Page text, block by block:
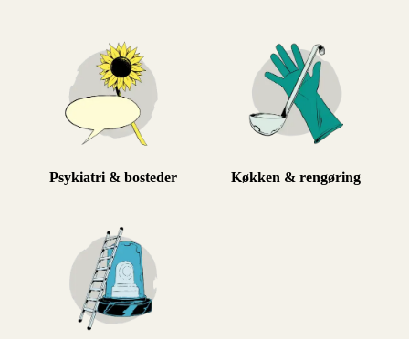
Psykiatri & bosteder Køkken & rengøring